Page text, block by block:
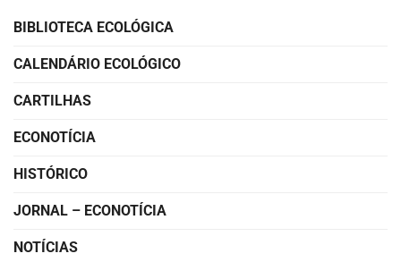
BIBLIOTECA ECOLÓGICA
CALENDÁRIO ECOLÓGICO
CARTILHAS
ECONOTÍCIA
HISTÓRICO
JORNAL – ECONOTÍCIA
NOTÍCIAS